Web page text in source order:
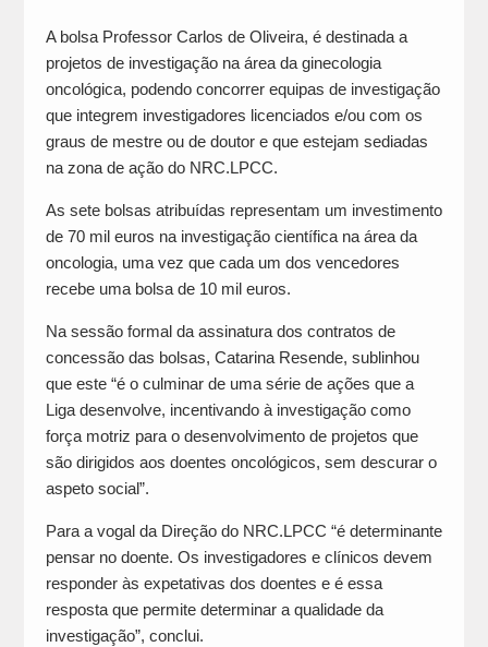
A bolsa Professor Carlos de Oliveira, é destinada a
projetos de investigação na área da ginecologia
oncológica, podendo concorrer equipas de investigação
que integrem investigadores licenciados e/ou com os
graus de mestre ou de doutor e que estejam sediadas
na zona de ação do NRC.LPCC.
As sete bolsas atribuídas representam um investimento
de 70 mil euros na investigação científica na área da
oncologia, uma vez que cada um dos vencedores
recebe uma bolsa de 10 mil euros.
Na sessão formal da assinatura dos contratos de
concessão das bolsas, Catarina Resende, sublinhou
que este “é o culminar de uma série de ações que a
Liga desenvolve, incentivando à investigação como
força motriz para o desenvolvimento de projetos que
são dirigidos aos doentes oncológicos, sem descurar o
aspeto social”.
Para a vogal da Direção do NRC.LPCC “é determinante
pensar no doente. Os investigadores e clínicos devem
responder às expetativas dos doentes e é essa
resposta que permite determinar a qualidade da
investigação”, conclui.